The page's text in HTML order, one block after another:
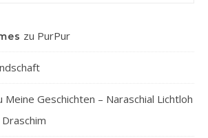
zu PurPur
Meine Geschichten – Naraschial Lichtloh